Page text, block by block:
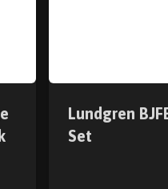
Lundgren
Set